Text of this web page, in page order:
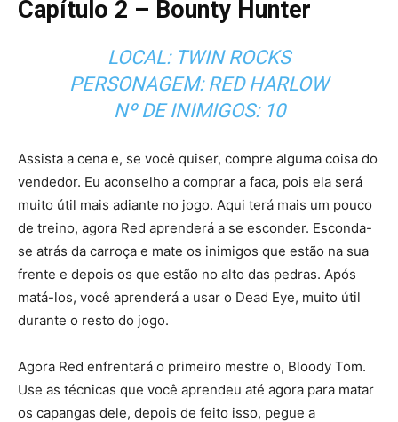
Capítulo 2 – Bounty Hunter
LOCAL: TWIN ROCKS
PERSONAGEM: RED HARLOW
Nº DE INIMIGOS: 10
Assista a cena e, se você quiser, compre alguma coisa do
vendedor. Eu aconselho a comprar a faca, pois ela será
muito útil mais adiante no jogo. Aqui terá mais um pouco
de treino, agora Red aprenderá a se esconder. Esconda-
se atrás da carroça e mate os inimigos que estão na sua
frente e depois os que estão no alto das pedras. Após
matá-los, você aprenderá a usar o Dead Eye, muito útil
durante o resto do jogo.
Agora Red enfrentará o primeiro mestre o, Bloody Tom.
Use as técnicas que você aprendeu até agora para matar
os capangas dele, depois de feito isso, pegue a